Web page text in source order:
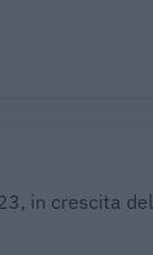
in crescita del